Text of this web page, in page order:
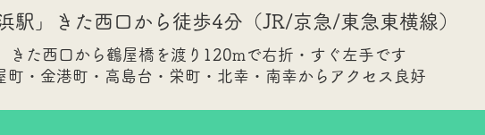
きた西口から鶴屋橋を渡り120mで右折・すぐ左手です
町・金港町・高島台・栄町・北幸・南幸からアクセス良好
駅」きた西口から徒歩4分（JR/京急/東急東横線）​